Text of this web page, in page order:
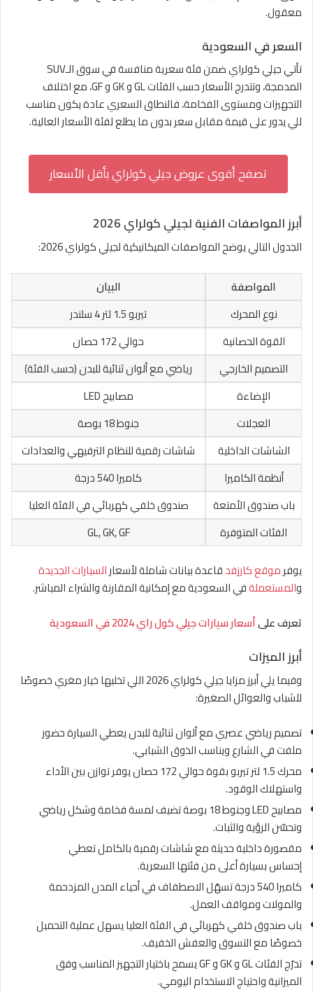
معقول.
السعر في السعودية
تأتي جيلي كولراي ضمن فئة سعرية منافسة في سوق الـSUV
المدمجة، وتتدرج الأسعار حسب الفئات GL و GK و GF، مع اختلاف
التجهيزات ومستوى الفخامة، فالنطاق السعري عادة يكون مناسب
للي يدور على قيمة مقابل سعر بدون ما يطلع لفئة الأسعار العالية.
تصفح أقوى عروض جيلي كولراي بأقل الأسعار
أبرز المواصفات الفنية لجيلي كولراي 2026
الجدول التالي يوضح المواصفات الميكانيكية لجيلي كولراي 2026:
المواصفة
البيان
نوع المحرك
تيربو 1.5 لتر 4 سلندر
القوة الحصانية
حوالي 172 حصان
التصميم الخارجي
رياضي مع ألوان ثنائية للبدن (حسب الفئة)
الإضاءة
مصابيح LED
العجلات
جنوط 18 بوصة
الشاشات الداخلية
شاشات رقمية للنظام الترفيهي والعدادات
أنظمة الكاميرا
كاميرا 540 درجة
باب صندوق الأمتعة
صندوق خلفي كهربائي في الفئة العليا
الفئات المتوفرة
GL, GK, GF
يوفرموقع كارزفدقاعدة بيانات شاملة لأسعارالسيارات الجديدة
والمستعملةفي السعودية مع إمكانية المقارنة والشراء المباشر.
تعرف علىأسعار سيارات جيلي كول راي 2024 في السعودية
أبرز الميزات
وفيما يلي أبرز مزايا جيلي كولراي 2026 اللي تخليها خيار مغري خصوصًا
للشباب والعوائل الصغيرة:
تصميم رياضي عصري مع ألوان ثنائية للبدن يعطي السيارة حضور
ملفت في الشارع ويناسب الذوق الشبابي.
محرك 1.5 لتر تيربو بقوة حوالي 172 حصان يوفر توازن بين الأداء
واستهلاك الوقود.
مصابيح LED وجنوط 18 بوصة تضيف لمسة فخامة وشكل رياضي
وتحسّن الرؤية والثبات.
مقصورة داخلية حديثة مع شاشات رقمية بالكامل تعطي
إحساس بسيارة أعلى من فئتها السعرية.
كاميرا 540 درجة تسهّل الاصطفاف في أحياء المدن المزدحمة
والمولات ومواقف العمل.
باب صندوق خلفي كهربائي في الفئة العليا يسهل عملية التحميل
خصوصًا مع التسوق والعفش الخفيف.
تدرّج الفئات GL و GK و GF يسمح باختيار التجهيز المناسب وفق
الميزانية واحتياج الاستخدام اليومي.